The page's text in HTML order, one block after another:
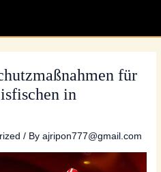
für
in
/ Byajripon777@gmail.com